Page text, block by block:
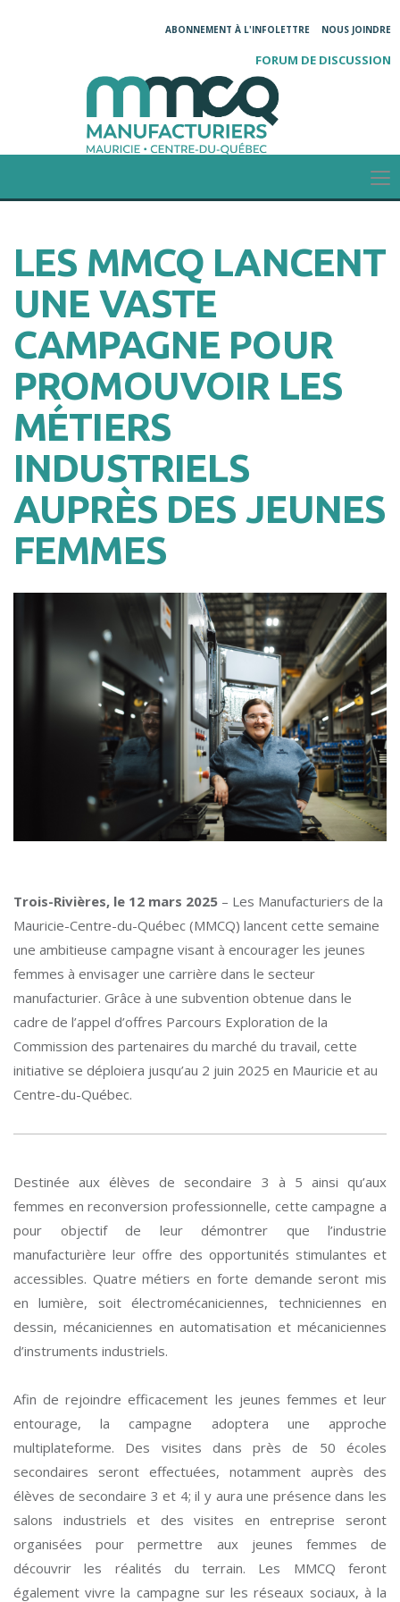
ABONNEMENT À L'INFOLETTRE NOUS JOINDRE
FORUM DE DISCUSSION
LES MMCQ LANCENT
UNE VASTE
CAMPAGNE POUR
PROMOUVOIR LES
MÉTIERS
INDUSTRIELS
AUPRÈS DES JEUNES
FEMMES
Trois-Rivières, le 12 mars 2025 – Les Manufacturiers de la
Mauricie-Centre-du-Québec (MMCQ) lancent cette semaine
une ambitieuse campagne visant à encourager les jeunes
femmes à envisager une carrière dans le secteur
manufacturier. Grâce à une subvention obtenue dans le
cadre de l’appel d’offres Parcours Exploration de la
Commission des partenaires du marché du travail, cette
initiative se déploiera jusqu’au 2 juin 2025 en Mauricie et au
Centre-du-Québec.
Destinée aux élèves de secondaire 3 à 5 ainsi qu’aux
femmes en reconversion professionnelle, cette campagne a
pour objectif de leur démontrer que l’industrie
manufacturière leur offre des opportunités stimulantes et
accessibles. Quatre métiers en forte demande seront mis
en lumière, soit électromécaniciennes, techniciennes en
dessin, mécaniciennes en automatisation et mécaniciennes
d’instruments industriels.
Afin de rejoindre efficacement les jeunes femmes et leur
entourage, la campagne adoptera une approche
multiplateforme. Des visites dans près de 50 écoles
secondaires seront effectuées, notamment auprès des
élèves de secondaire 3 et 4; il y aura une présence dans les
salons industriels et des visites en entreprise seront
organisées pour permettre aux jeunes femmes de
découvrir les réalités du terrain. Les MMCQ feront
également vivre la campagne sur les réseaux sociaux, à la